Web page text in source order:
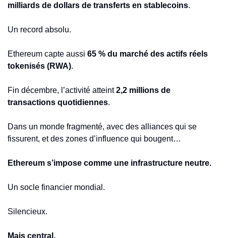
milliards de dollars de transferts en stablecoins.
Un record absolu.
Ethereum capte aussi 65 % du marché des actifs réels
tokenisés (RWA).
Fin décembre, l’activité atteint 2,2 millions de
transactions quotidiennes.
Dans un monde fragmenté, avec des alliances qui se
fissurent, et des zones d’influence qui bougent…
Ethereum s’impose comme une infrastructure neutre.
Un socle financier mondial.
Silencieux.
Mais central.